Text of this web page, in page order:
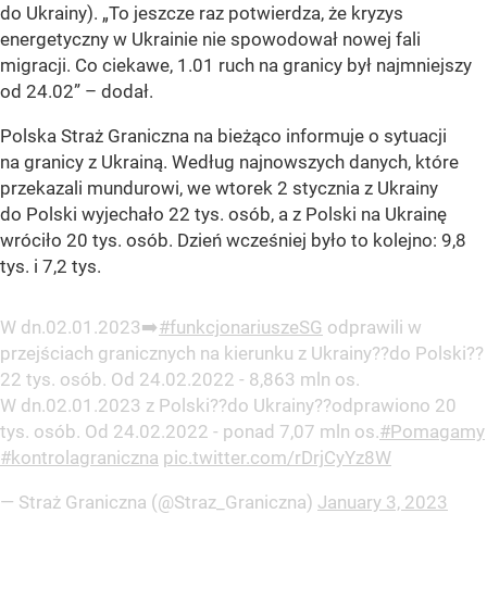
do Ukrainy). „To jeszcze raz potwierdza, że kryzys
energetyczny w Ukrainie nie spowodował nowej fali
migracji. Co ciekawe, 1.01 ruch na granicy był najmniejszy
od 24.02” – dodał.
Polska Straż Graniczna na bieżąco informuje o sytuacji
na granicy z Ukrainą. Według najnowszych danych, które
przekazali mundurowi, we wtorek 2 stycznia z Ukrainy
do Polski wyjechało 22 tys. osób, a z Polski na Ukrainę
wróciło 20 tys. osób. Dzień wcześniej było to kolejno: 9,8
tys. i 7,2 tys.
W dn.02.01.2023➡️#funkcjonariuszeSG odprawili w
przejściach granicznych na kierunku z Ukrainy??do Polski??
22 tys. osób. Od 24.02.2022 - 8,863 mln os.
W dn.02.01.2023 z Polski??do Ukrainy??odprawiono 20
tys. osób. Od 24.02.2022 - ponad 7,07 mln os.#Pomagamy
#kontrolagraniczna pic.twitter.com/rDrjCyYz8W
— Straż Graniczna (@Straz_Graniczna) January 3, 2023